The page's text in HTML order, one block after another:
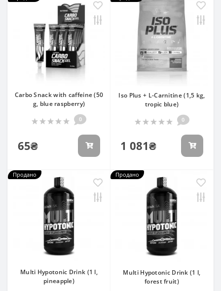
Carbo Snack with caffeine (50
g, blue raspberry)
0
65₴
Iso Plus + L-Carnitine (1,5 kg,
tropic blue)
0
1 081₴
Продано
Multi Hypotonic Drink (1 l,
pineapple)
Продано
Multi Hypotonic Drink (1 l,
forest fruit)